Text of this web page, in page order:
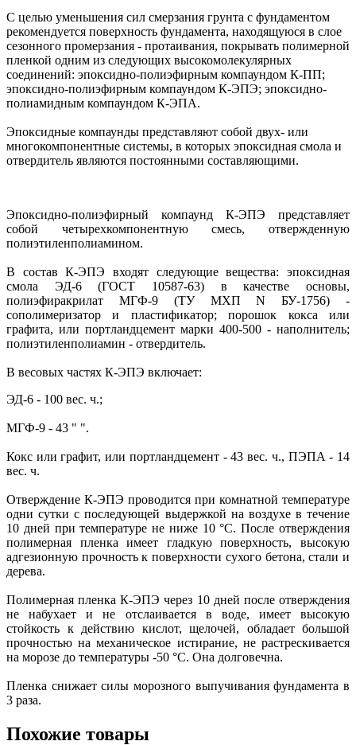
С целью уменьшения сил смерзания грунта с фундаментом
рекомендуется поверхность фундамента, находящуюся в слое
сезонного промерзания - протаивания, покрывать полимерной
пленкой одним из следующих высокомолекулярных
соединений: эпоксидно-полиэфирным компаундом К-ПП;
эпоксидно-полиэфирным компаундом К-ЭПЭ; эпоксидно-
полиамидным компаундом К-ЭПА.
Эпоксидные компаунды представляют собой двух- или
многокомпонентные системы, в которых эпоксидная смола и
отвердитель являются постоянными составляющими.
Эпоксидно-полиэфирный компаунд К-ЭПЭ представляет
собой четырехкомпонентную смесь, отвержденную
полиэтиленполиамином.
В состав К-ЭПЭ входят следующие вещества: эпоксидная
смола ЭД-6 (ГОСТ 10587-63) в качестве основы,
полиэфиракрилат МГФ-9 (ТУ МХП N БУ-1756) -
сополимеризатор и пластификатор; порошок кокса или
графита, или портландцемент марки 400-500 - наполнитель;
полиэтиленполиамин - отвердитель.
В весовых частях К-ЭПЭ включает:
ЭД-6 - 100 вес. ч.;
МГФ-9 - 43 " ".
Кокс или графит, или портландцемент - 43 вес. ч., ПЭПА - 14
вес. ч.
Отверждение К-ЭПЭ проводится при комнатной температуре
одни сутки с последующей выдержкой на воздухе в течение
10 дней при температуре не ниже 10 °С. После отверждения
полимерная пленка имеет гладкую поверхность, высокую
адгезионную прочность к поверхности сухого бетона, стали и
дерева.
Полимерная пленка К-ЭПЭ через 10 дней после отверждения
не набухает и не отслаивается в воде, имеет высокую
стойкость к действию кислот, щелочей, обладает большой
прочностью на механическое истирание, не растрескивается
на морозе до температуры -50 °С. Она долговечна.
Пленка снижает силы морозного выпучивания фундамента в
3 раза.
Похожие товары